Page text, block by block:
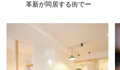
革新が同居する街でー